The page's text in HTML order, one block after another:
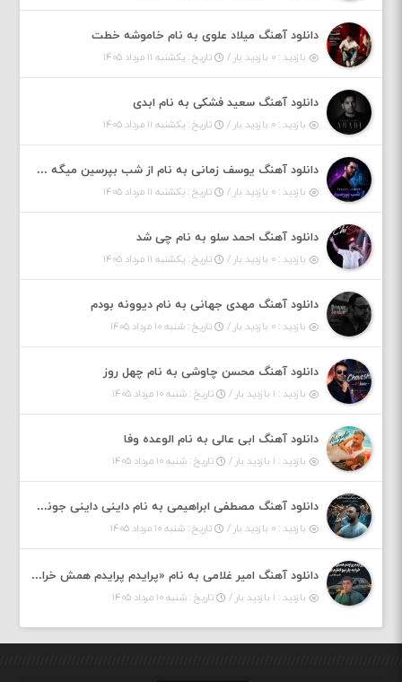
دانلود آهنگ میلاد علوی به نام خاموشه خطت
بازدید : ۰ بازدید بار / تاریخ : یکشنبه ۱۱ مرداد ۱۴۰۵
دانلود آهنگ سعید فشکی به نام ابدی
بازدید : ۰ بازدید بار / تاریخ : یکشنبه ۱۱ مرداد ۱۴۰۵
دانلود آهنگ یوسف زمانی به نام از شب بپرسین میگه چه روزگاری دارم
بازدید : ۰ بازدید بار / تاریخ : یکشنبه ۱۱ مرداد ۱۴۰۵
دانلود آهنگ احمد سلو به نام چی شد
بازدید : ۰ بازدید بار / تاریخ : یکشنبه ۱۱ مرداد ۱۴۰۵
دانلود آهنگ مهدی جهانی به نام دیوونه بودم
بازدید : ۰ بازدید بار / تاریخ : شنبه ۱۰ مرداد ۱۴۰۵
دانلود آهنگ محسن چاوشی به نام چهل روز
بازدید : ۱ بازدید بار / تاریخ : شنبه ۱۰ مرداد ۱۴۰۵
دانلود آهنگ ابی عالی به نام الوعده وفا
بازدید : ۱ بازدید بار / تاریخ : شنبه ۱۰ مرداد ۱۴۰۵
دانلود آهنگ مصطفی ابراهیمی به نام داینی داینی جونم قربون پنج تیر پرونم
بازدید : ۰ بازدید بار / تاریخ : شنبه ۱۰ مرداد ۱۴۰۵
دانلود آهنگ امیر غلامی به نام «پرایدم پرایدم همش خرابه یار نیو کنارم دیگه پولی نداروم (ریمیکس اینستاگرام)»
بازدید : ۱ بازدید بار / تاریخ : شنبه ۱۰ مرداد ۱۴۰۵